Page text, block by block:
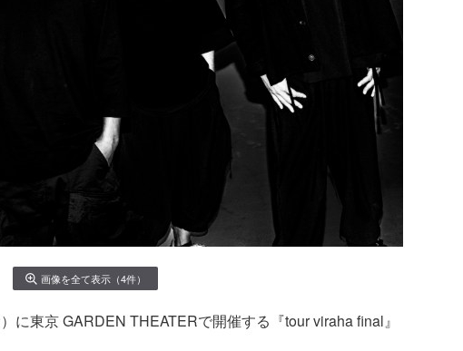
画像を全て表示（4件）
に東京 GARDEN THEATERで開催する『tour viraha final』